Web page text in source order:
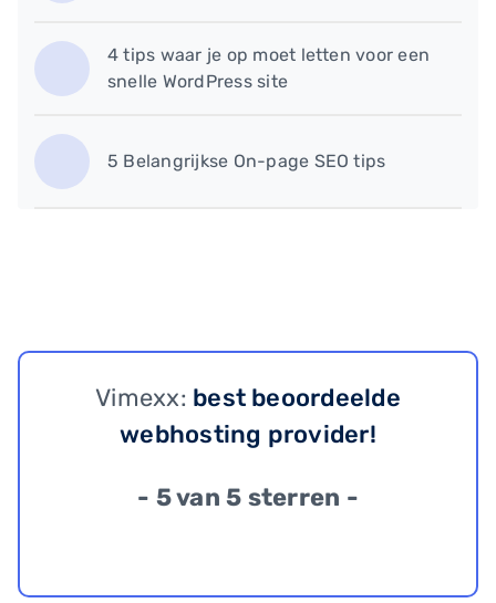
4 tips waar je op moet letten voor een
snelle WordPress site
5 Belangrijkse On-page SEO tips
Vimexx: best beoordeelde
webhosting provider!
- 5 van 5 sterren -